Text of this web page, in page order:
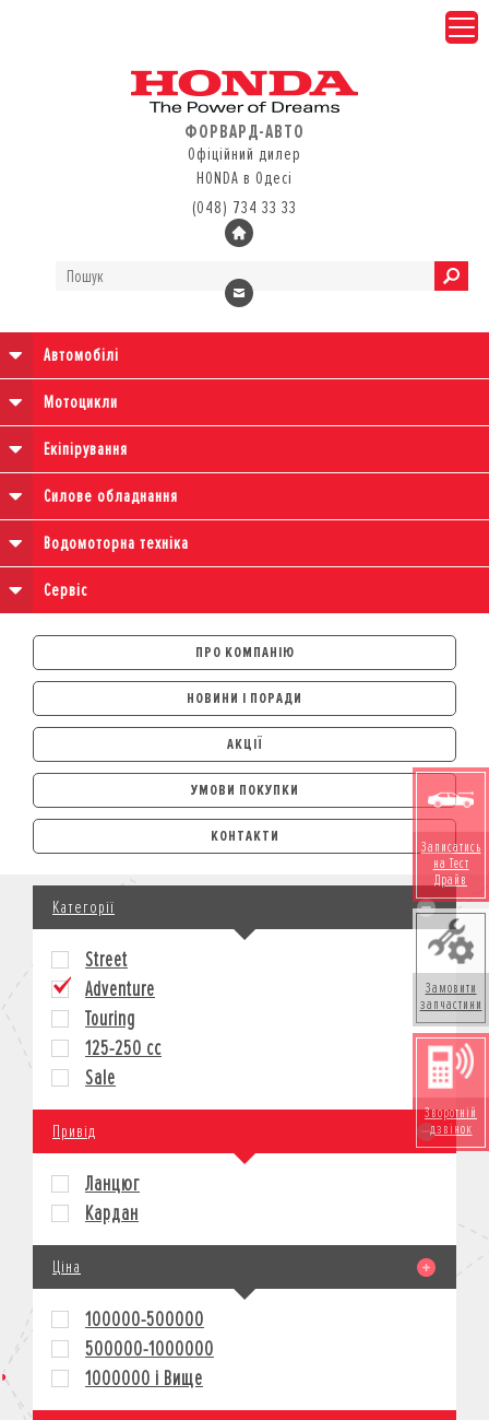
ФОРВАРД-АВТО
Офіційний дилер
HONDA в Одесі
(048) 734 33 33
Автомобілі
Мотоцикли
Екіпірування
Силове обладнання
Водомоторна техніка
Сервіс
ПРО КОМПАНІЮ
НОВИНИ І ПОРАДИ
АКЦІЇ
УМОВИ ПОКУПКИ
АВТОМОБІЛІ
ЛІЗИНГ
КРЕДИТ
СТРАХУВАННЯ
КОРПОРАТИВНИМ КЛІЄНТАМ
МОТОЦИКЛИ
КРЕДИТ
СТРАХУВАННЯ
КОРПОРАТИВНИМ КЛІЄНТАМ
КОНТАКТИ
Записатись
на Тест
Драйв
Замовити
запчастини
Зворотній
дзвінок
Категорії
Street
Adventure
Touring
125-250 cc
Sale
Привід
Ланцюг
Кардан
Ціна
100000-500000
500000-1000000
1000000 і Вище